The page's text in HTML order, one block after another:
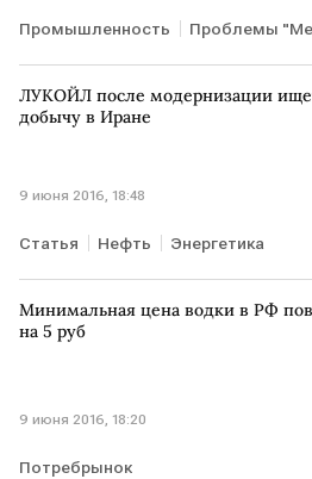
Промышленность Проблемы
ЛУКОЙЛ после модернизации
добычу в Иране
9 июня 2016, 18:48
Статья Нефть Энергетика
Минимальная цена водки в РФ
на 5 руб
9 июня 2016, 18:20
Потребрынок